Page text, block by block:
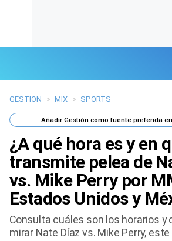
Últimas Noticias
Mi Bolsillo
Respuestas
Gente
Tendencias Mix
GESTION > MIX > SPORTS
AñadirGestión como fuente preferida en
¿A qué hora es y en
transmite pelea de
vs. Mike Perry por
Estados Unidos y
Consulta cuáles son los horarios y
mirar Nate Díaz vs. Mike Perry,